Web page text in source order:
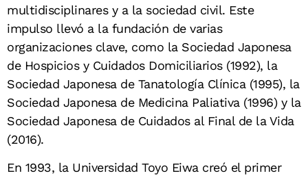
multidisciplinares y a la sociedad civil. Este
impulso llevó a la fundación de varias
organizaciones clave, como la Sociedad Japonesa
de Hospicios y Cuidados Domiciliarios(1992), la
Sociedad Japonesa de Tanatología Clínica (1995), la
Sociedad Japonesa de Medicina Paliativa (1996) y la
Sociedad Japonesa de Cuidados al Final de la Vida
(2016).
En 1993, la Universidad Toyo Eiwa creó el primer